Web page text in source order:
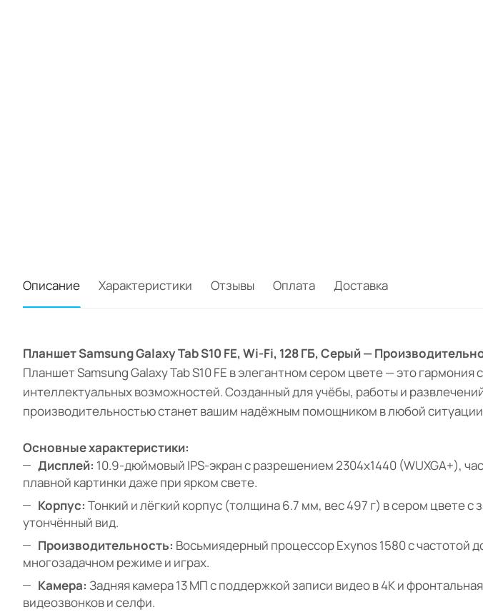
Описание Характеристики Отзывы Оплата Доставка
Планшет Samsung Galaxy Tab S10 FE, Wi-Fi, 128 ГБ, Серый —
Планшет Samsung Galaxy Tab S10 FE в элегантном сером цвете — это
интеллектуальных возможностей. Созданный для учёбы, работы и
производительностью станет вашим надёжным помощником в любой
Основные характеристики:
Дисплей: 10.9-дюймовый IPS-экран с разрешением 2304x1440 (WUXGA+),
плавной картинки даже при ярком свете.
Корпус: Тонкий и лёгкий корпус (толщина 6.7 мм, вес 497 г) в сером цвете
утончённый вид.
Производительность: Восьмиядерный процессор Exynos 1580 с частотой
многозадачном режиме и играх.
Камера: Задняя камера 13 МП с поддержкой записи видео в 4K и
видеозвонков и селфи.